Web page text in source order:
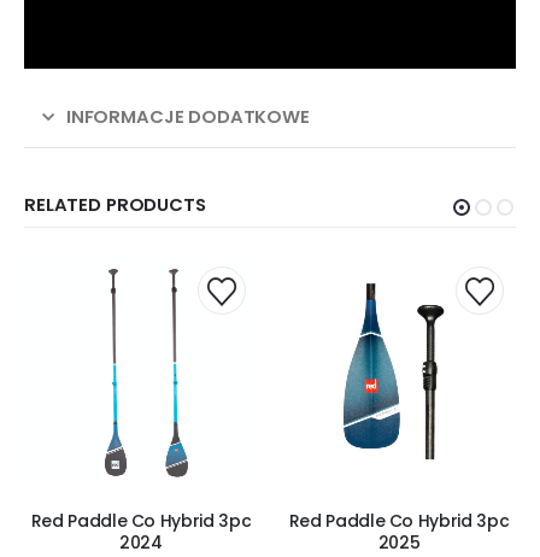
INFORMACJE DODATKOWE
RELATED PRODUCTS
Red Paddle Co Hybrid 3pc
2024
Red Paddle Co Hybrid 3pc
2025